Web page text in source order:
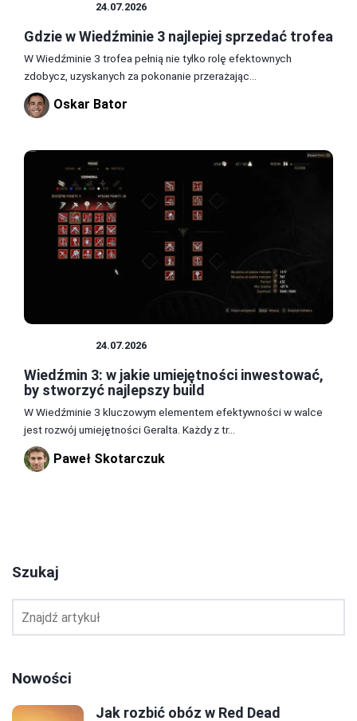
24.07.2026
Gdzie w Wiedźminie 3 najlepiej sprzedać trofea
W Wiedźminie 3 trofea pełnią nie tylko rolę efektownych
zdobycz, uzyskanych za pokonanie przerażając...
Oskar Bator
24.07.2026
Wiedźmin 3: w jakie umiejętności inwestować,
by stworzyć najlepszy build
W Wiedźminie 3 kluczowym elementem efektywności w walce
jest rozwój umiejętności Geralta. Każdy z tr...
Paweł Skotarczuk
Szukaj
Nowości
Jak rozbić obóz w Red Dead